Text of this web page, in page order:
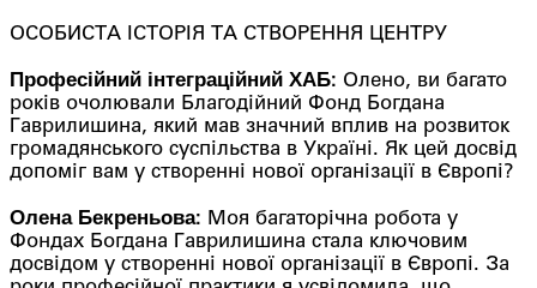
ОСОБИСТА ІСТОРІЯ ТА СТВОРЕННЯ ЦЕНТРУ
Професійний інтеграційний ХАБ: Олено, ви багато
років очолювали Благодійний Фонд Богдана
Гаврилишина, який мав значний вплив на розвиток
громадянського суспільства в Україні. Як цей досвід
допоміг вам у створенні нової організації в Європі?
Олена Бекреньова: Моя багаторічна робота у
Фондах Богдана Гаврилишина стала ключовим
досвідом у створенні нової організації в Європі. За